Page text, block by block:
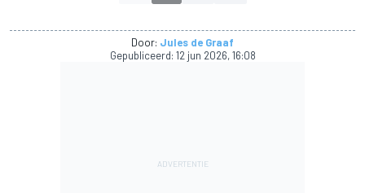
Door: Jules de Graaf
Gepubliceerd: 12 jun 2026, 16:08